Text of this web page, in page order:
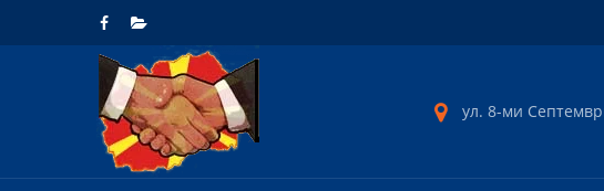
ул. 8-ми